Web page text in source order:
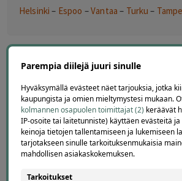
Helsinki – Espoo –Vantaa – Turku –
Offerillaajien
Parempia diilejä juuri sinulle
Hyväksymällä evästeet näet tarjouksia, jotka
kaupungista ja omien mieltymystesi mukaan.
kolmannen osapuolen toimittajat (2) keräävät
IP-osoite tai laitetunniste) käyttäen evästeitä
keinoja tietojen tallentamiseen ja lukemiseen
tarjotakseen sinulle tarkoituksenmukaisia
mahdollisen asiakaskokemuksen.
Tarkoitukset